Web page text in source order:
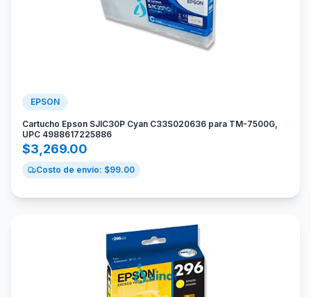
EPSON
Cartucho Epson SJIC30P Cyan C33S020636 para TM-7500G,
UPC 4988617225886
$3,269.00
Costo de envío: $99.00